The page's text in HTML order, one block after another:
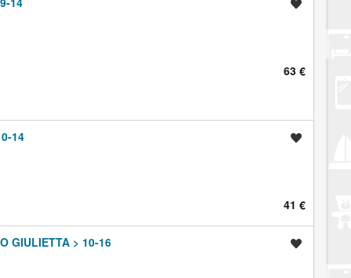
63 €
14
41 €
GIULIETTA > 10-16